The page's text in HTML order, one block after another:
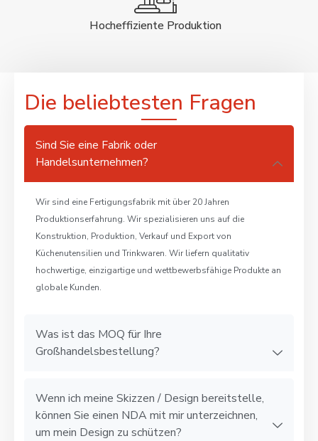
Hocheffiziente Produktion
Die beliebtesten Fragen
Sind Sie eine Fabrik oder
Handelsunternehmen?
Wir sind eine Fertigungsfabrik mit über 20 Jahren
Produktionserfahrung. Wir spezialisieren uns auf die
Konstruktion, Produktion, Verkauf und Export von
Küchenutensilien und Trinkwaren. Wir liefern qualitativ
hochwertige, einzigartige und wettbewerbsfähige Produkte an
globale Kunden.
Was ist das MOQ für Ihre
Großhandelsbestellung?
Wenn ich meine Skizzen / Design bereitstelle,
können Sie einen NDA mit mir unterzeichnen,
um mein Design zu schützen?